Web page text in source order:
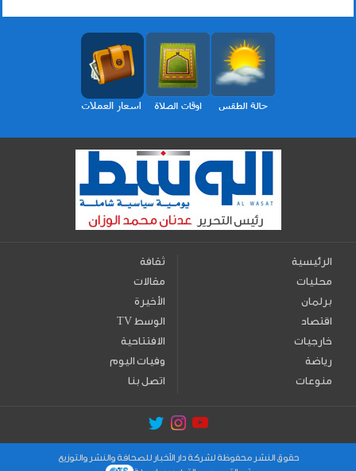
الرئيسية
محليات
برلمان
اقتصاد
خارجيات
رياضة
منوعات
ثقافة
مقالات
الأخيرة
TV الوسط
الافتتاحية
وفيات اليوم
اتصل بنا
حقوق النشر محفوظة لشركة دار الأخبار للصحافة والنشر والتوزيع